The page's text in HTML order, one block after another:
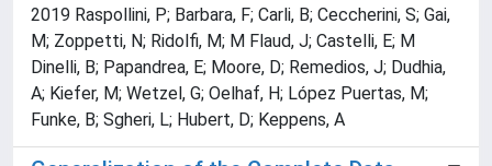
2019 Raspollini, P; Barbara, F; Carli, B; Ceccherini, S; Gai,
M; Zoppetti, N; Ridolfi, M; M Flaud, J; Castelli, E; M
Dinelli, B; Papandrea, E; Moore, D; Remedios, J; Dudhia,
A; Kiefer, M; Wetzel, G; Oelhaf, H; López Puertas, M;
Funke, B; Sgheri, L; Hubert, D; Keppens, A